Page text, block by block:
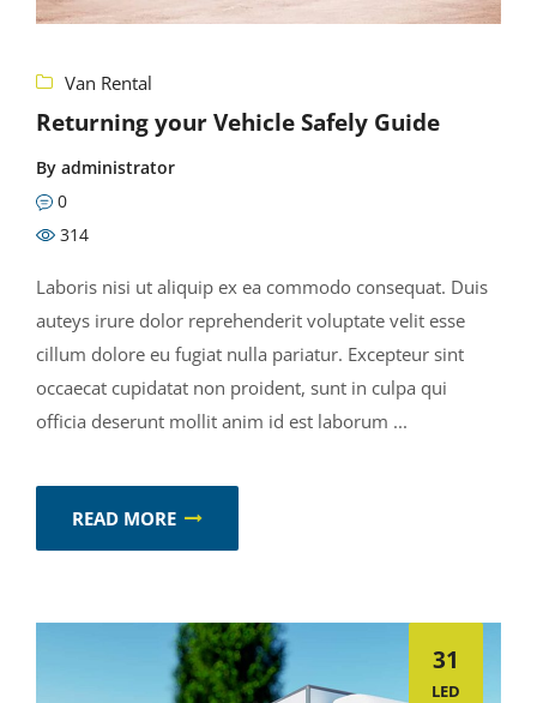
Van Rental
Returning your Vehicle Safely Guide
By administrator
0
314
Laboris nisi ut aliquip ex ea commodo consequat. Duis
auteys irure dolor reprehenderit voluptate velit esse
cillum dolore eu fugiat nulla pariatur. Excepteur sint
occaecat cupidatat non proident, sunt in culpa qui
officia deserunt mollit anim id est laborum ...
READ MORE
31
LED